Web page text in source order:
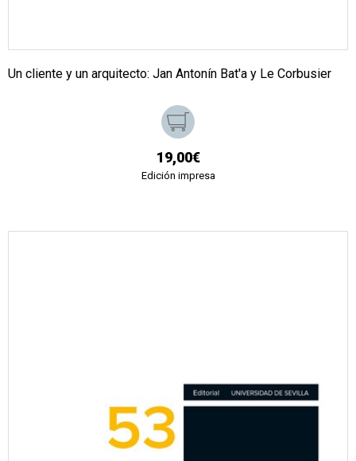
Un cliente y un arquitecto: Jan Antonín Bat'a y Le Corbusier
19,00€
Edición impresa